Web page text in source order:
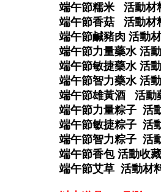
端午節糯米 活動材
端午節香菇 活動材
端午節鹹豬肉 活動
端午節力量藥水 活
端午節敏捷藥水 活
端午節智力藥水 活
端午節雄黃酒 活動
端午節力量粽子 活
端午節敏捷粽子 活
端午節智力粽子 活
端午節香包 活動收
端午節艾草 活動材